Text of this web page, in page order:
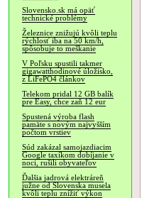
Slovensko.sk má opäť
technické problémy
Železnice znižujú kvôli teplu
rýchlosť iba na 50 km/h,
spôsobuje to meškanie
V Poľsku spustili takmer
gigawatthodinové úložisko,
z LiFePO4 článkov
Telekom pridal 12 GB balík
pre Easy, chce zaň 12 eur
Spustená výroba flash
pamäte s novým najvyšším
počtom vrstiev
Súd zakázal samojazdiacim
Google taxíkom dobíjanie v
noci, rušili obyvateľov
Ďalšia jadrová elektráreň
južne od Slovenska musela
kvôli teplu znížiť výkon